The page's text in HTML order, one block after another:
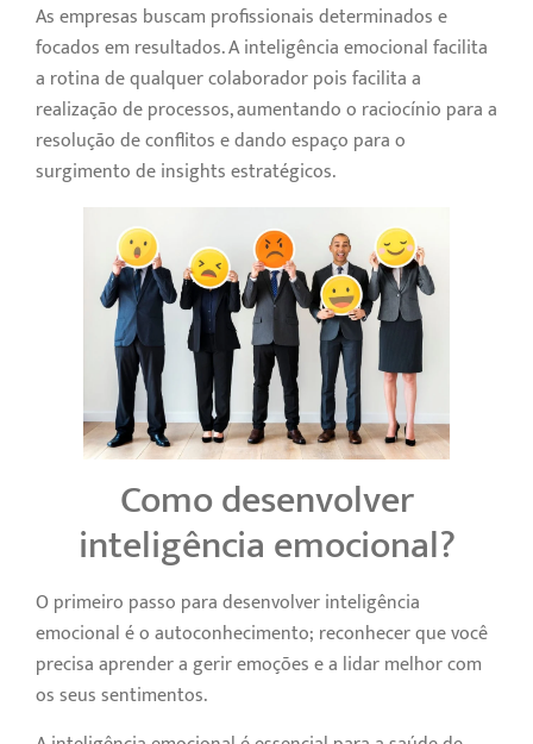
As empresas buscam profissionais determinados e
focados em resultados. A inteligência emocional facilita
a rotina de qualquer colaborador pois facilita a
realização de processos, aumentando o raciocínio para a
resolução de conflitos e dando espaço para o
surgimento de insights estratégicos.
Como desenvolver
inteligência emocional?
O primeiro passo para desenvolver inteligência
emocional é o autoconhecimento; reconhecer que você
precisa aprender a gerir emoções e a lidar melhor com
os seus sentimentos.